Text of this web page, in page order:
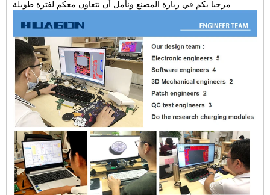
مرحبا بكم في زيارة المصنع ونأمل أن نتعاون معكم لفترة طويلة.